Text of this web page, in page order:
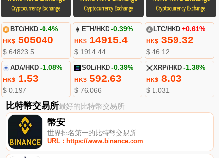
BTC/HKD -0.4%
HK$505040
$ 64823.5
ETH/HKD -0.39%
HK$ 14915.4
$ 1914.44
LTC/HKD +0.61%
HK$359.32
$ 46.12
ADA/HKD -1.08%
HK$1.53
$ 0.197
SOL/HKD -0.39%
HK$ 592.63
$ 76.066
XRP/HKD -1.38%
HK$8.03
$ 1.031
比特幣交易所最好的比特幣交易所
幣安
世界排名第一的比特幣交易所
URL：https://www.binance.com